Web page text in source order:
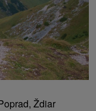
Ždiar